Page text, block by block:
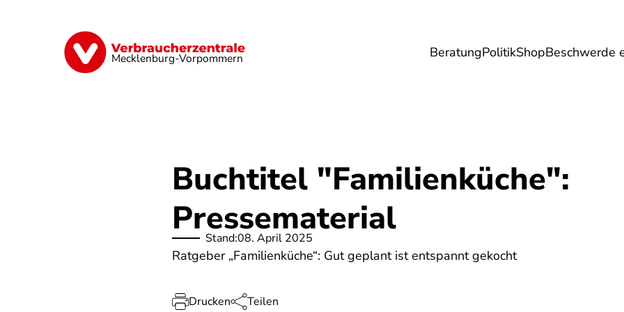
Mecklenburg-Vorpommern BeratungPolitikShopBeschwerde
Finanzen Digitales Lebensmittel Gesundheit Energie
Buchtitel "Familienküche":
Pressematerial
Stand:08. April 2025
Ratgeber „Familienküche“: Gut geplant ist entspannt gekocht
Drucken Teilen